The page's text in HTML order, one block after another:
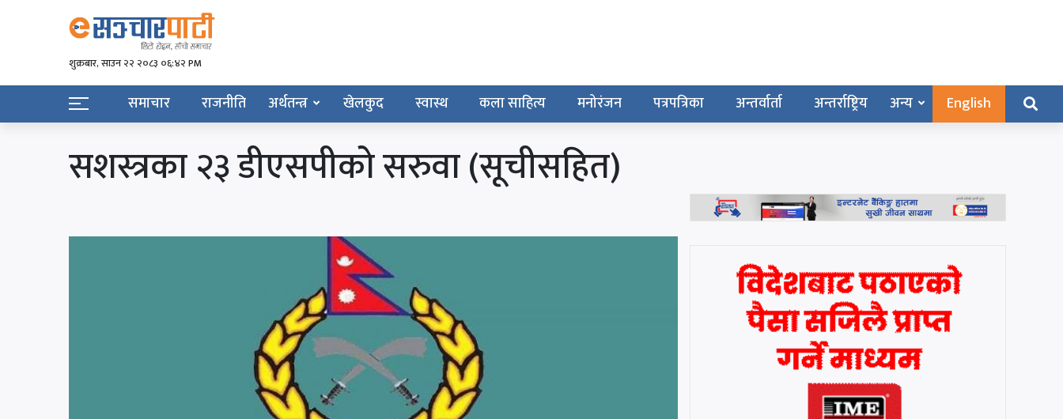
शुक्रबार​, साउन २२ २०८३ ०६:४२ PM
समाचार राजनीति अर्थतन्त्र खेलकुद स्वास्थ कला साहित्य मनोरंजन पत्रपत्रिका अन्तर्वार्ता अन्तर्राष्ट्रिय अन्य English
सशस्त्रका २३ डीएसपीको सरुवा (सूचीसहित)